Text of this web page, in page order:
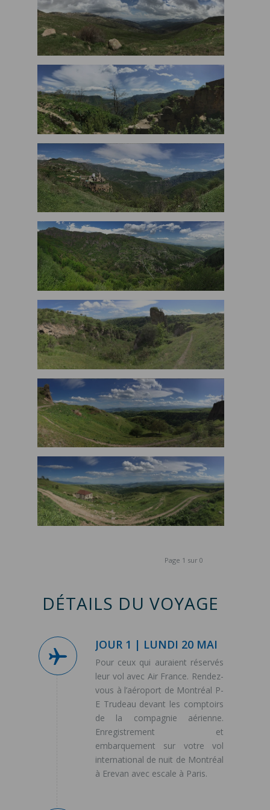
Page 1 sur 0
DÉTAILS DU VOYAGE
JOUR 1 | LUNDI 20 MAI
Pour ceux qui auraient réservés
leur vol avec Air France. Rendez-
vous à l’aéroport de Montréal P-
E Trudeau devant les comptoirs
de la compagnie aérienne.
Enregistrement et
embarquement sur votre vol
international de nuit de Montréal
à Erevan avec escale à Paris.